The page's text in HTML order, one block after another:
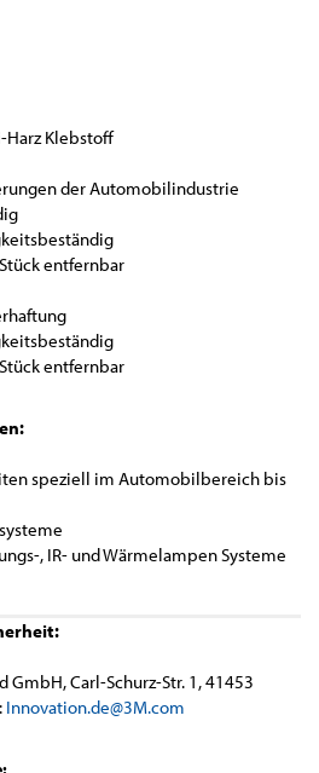
Klebstoff
der Automobilindustrie
entfernbar
entfernbar
speziell im Automobilbereich bis
, IR- und Wärmelampen Systeme
GmbH, Carl-Schurz-Str. 1, 41453
Innovation.de@3M.com